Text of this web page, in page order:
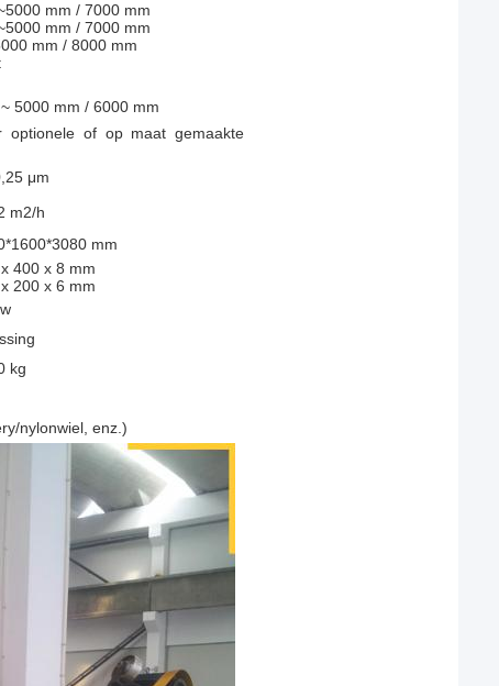
mm / 7000 mm
mm / 7000 mm
mm / 8000 mm
5000 mm / 6000 mm
of op maat gemaakte
μm
m2/h
mm
400 x 8 mm
200 x 6 mm
kg
nylonwiel, enz.)